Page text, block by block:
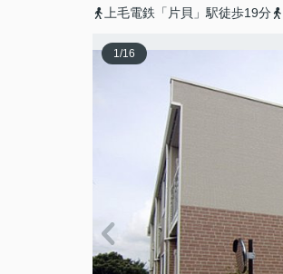
上毛電鉄「片貝」駅徒歩19分
1/16